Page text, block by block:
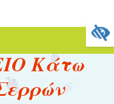
Κάτω